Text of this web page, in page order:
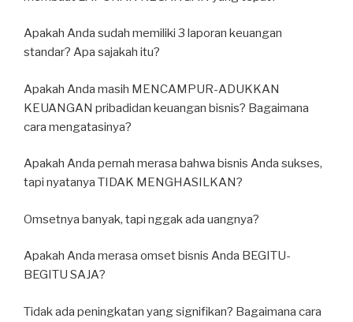
Apakah Anda sudah memiliki 3 laporan keuangan
standar? Apa sajakah itu?
Apakah Anda masih MENCAMPUR-ADUKKAN
KEUANGAN pribadidan keuangan bisnis? Bagaimana
cara mengatasinya?
Apakah Anda pernah merasa bahwa bisnis Anda sukses,
tapi nyatanya TIDAK MENGHASILKAN?
Omsetnya banyak, tapi nggak ada uangnya?
Apakah Anda merasa omset bisnis Anda BEGITU-
BEGITU SAJA?
Tidak ada peningkatan yang signifikan? Bagaimana cara